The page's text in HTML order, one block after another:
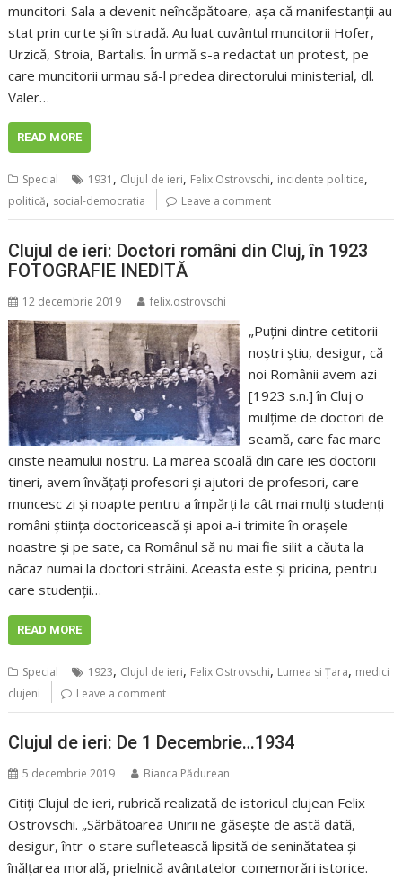
muncitori. Sala a devenit neîncăpătoare, așa că manifestanții au
stat prin curte și în stradă. Au luat cuvântul muncitorii Hofer,
Urzică, Stroia, Bartalis. În urmă s-a redactat un protest, pe
care muncitorii urmau să-l predea directorului ministerial, dl.
Valer…
READ MORE
Special 1931 , Clujul de ieri, Felix Ostrovschi, incidente politice,
politică, social-democratia Leave a comment
Clujul de ieri: Doctori români din Cluj, în 1923
FOTOGRAFIE INEDITĂ
12 decembrie 2019 felix.ostrovschi
„Puțini dintre cetitorii
noștri știu, desigur, că
noi Românii avem azi
[1923 s.n.] în Cluj o
mulțime de doctori de
seamă, care fac mare
cinste neamului nostru. La marea scoală din care ies doctorii
tineri, avem învățați profesori și ajutori de profesori, care
muncesc zi și noapte pentru a împărți la cât mai mulți studenți
români știința doctoricească și apoi a-i trimite în orașele
noastre și pe sate, ca Românul să nu mai fie silit a căuta la
năcaz numai la doctori străini. Aceasta este și pricina, pentru
care studenții…
READ MORE
Special 1923, Clujul de ieri, Felix Ostrovschi, Lumea si Țara, medici
clujeni
Leave a comment
Clujul de ieri: De 1 Decembrie…1934
5 decembrie 2019 Bianca Pădurean
Citiți Clujul de ieri, rubrică realizată de istoricul clujean Felix
Ostrovschi. „Sărbătoarea Unirii ne găsește de astă dată,
desigur, într-o stare sufletească lipsită de seninătatea și
înălțarea morală, prielnică avântatelor comemorări istorice.